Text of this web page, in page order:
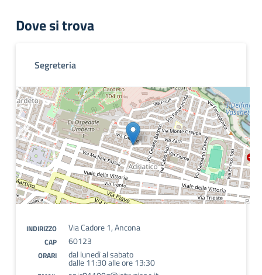
Dove si trova
Segreteria
INDIRIZZO Via Cadore 1, Ancona
CAP 60123
ORARI dal lunedì al sabato
dalle 11:30 alle ore 13:30